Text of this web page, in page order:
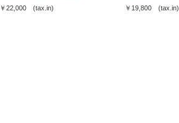
￥22,000 (tax.in) ￥19,800 (tax.in)